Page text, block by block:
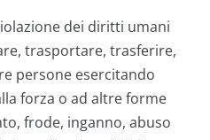
dei diritti umani
trasportare, trasferire,
persone esercitando
forza o ad altre forme
frode, inganno, abuso